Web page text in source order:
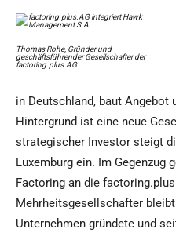
Thomas Rohe, Gründer und
geschäftsführender Gesellschafter der
factoring.plus.AG
in Deutschland, baut Angebot
Hintergrund ist eine neue
strategischer Investor steigt
Luxemburg ein. Im Gegenzug
Factoring an die
Mehrheitsgesellschafter
Unternehmen gründete und